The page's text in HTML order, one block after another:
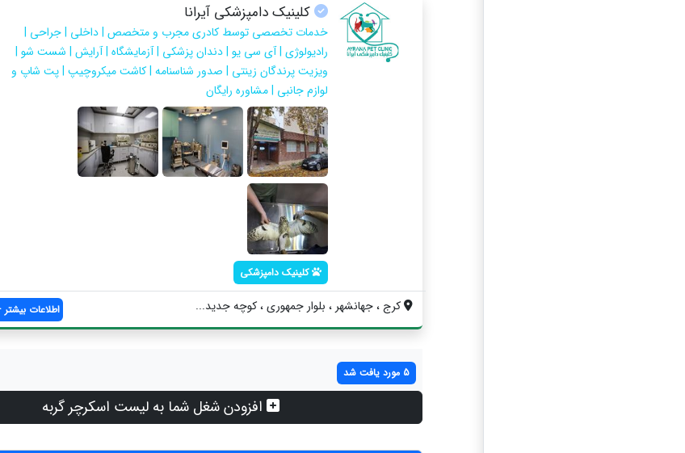
کلینیک دامپزشکی آیرانا
خدمات تخصصی توسط کادری مجرب و متخصص | داخلی | جراحی |
رادیولوژی | آی سی یو | دندان پزشکی | آزمایشگاه | آرایش | شست شو |
ویزیت پرندگان زینتی | صدور شناسنامه | کاشت میکروچیپ | پت شاپ و
لوازم جانبی | مشاوره رایگان
کلینیک دامپزشکی
کرج ، جهانشهر ، بلوار جمهوری ، کوچه جدید... اطلاعات بیشتر
5 مورد یافت شد
افزودن شغل شما به لیست اسکرچر گربه